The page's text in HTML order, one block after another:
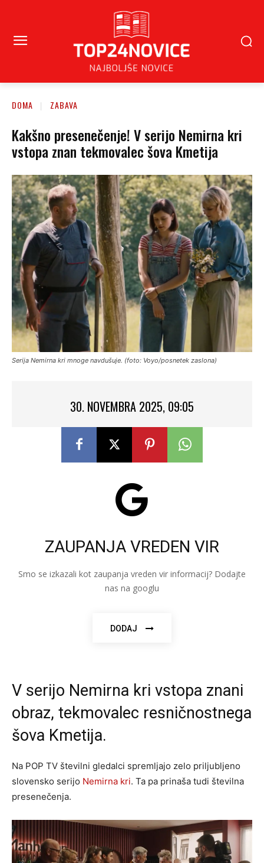
DOMA ZABAVA
Kakšno presenečenje! V serijo Nemirna kri
vstopa znan tekmovalec šova Kmetija
Serija Nemirna kri mnoge navdušuje. (foto: Voyo/posnetek zaslona)
30. NOVEMBRA 2025, 09:05
ZAUPANJA VREDEN VIR
Smo se izkazali kot zaupanja vreden vir informacij? Dodajte
nas na googlu
DODAJ
V serijo Nemirna kri vstopa znani
obraz, tekmovalec resničnostnega
šova Kmetija.
Na POP TV številni gledalci spremljajo zelo priljubljeno
slovensko serijo Nemirna kri. Ta pa prinaša tudi številna
presenečenja.